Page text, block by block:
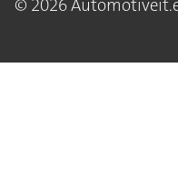
© 2026